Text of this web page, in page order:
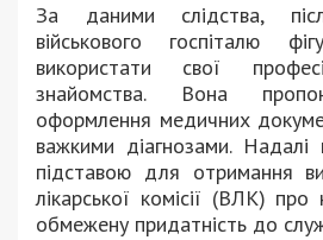
За даними слідства,
військового госпіталю
використати свої
знайомства. Вона
оформлення медичних
важкими діагнозами. Надалі
підставою для отримання
лікарської комісії (ВЛК) про
обмежену придатність до